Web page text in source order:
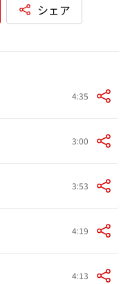
シェア
4:35
3:00
3:53
4:19
4:13